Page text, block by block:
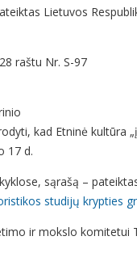
Lietuvos
raštu Nr. S-97
kad Etninė kultūra
17 d.
sąrašą –
studijų krypties
ir mokslo komitetui